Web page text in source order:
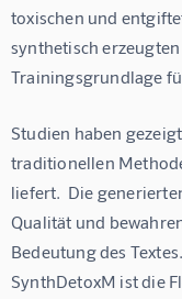
toxischen und
synthetisch
Trainingsgrundlage
Studien haben
traditionellen
liefert.  Die
Qualität und
Bedeutung des
SynthDetoxM ist die